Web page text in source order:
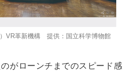
）VR革新機構 提供：国立科学博物館
がローンチまでのスピード感